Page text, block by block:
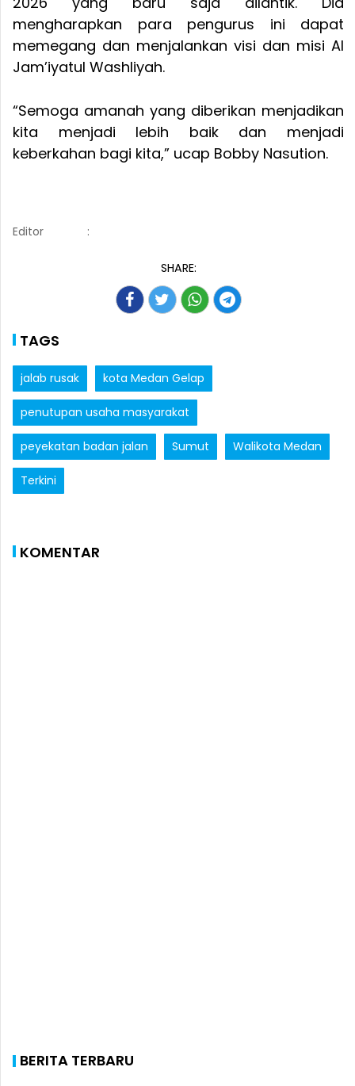
mengharapkan para pengurus ini dapat
memegang dan menjalankan visi dan misi Al
Jam’iyatul Washliyah.
“Semoga amanah yang diberikan menjadikan
kita menjadi lebih baik dan menjadi
keberkahan bagi kita,” ucap Bobby Nasution.
Editor :
SHARE:
TAGS
jalab rusak kota Medan Gelap
penutupan usaha masyarakat
peyekatan badan jalan Sumut Walikota Medan
Terkini
KOMENTAR
BERITA TERBARU